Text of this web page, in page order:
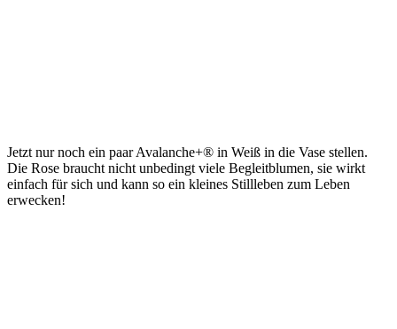
Jetzt nur noch ein paar Avalanche+® in Weiß in die Vase stellen.
Die Rose braucht nicht unbedingt viele Begleitblumen, sie wirkt
einfach für sich und kann so ein kleines Stillleben zum Leben
erwecken!